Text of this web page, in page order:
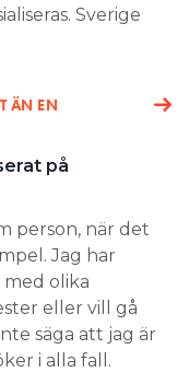
Sverige
ÄN EN
på
person, när det
Jag har
olika
eller vill gå
säga att jag är
i alla fall.